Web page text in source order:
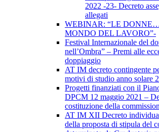
2022 -23- Decreto
allegati
WEBINAR: “LE
MONDO DEL LAVORO”-
Festival Internazionale del
nell’Ombra” – Premi alle
doppiaggio
AT IM decreto contingente
motivi di studio anno solare
Progetti finanziati con il
DPCM 12 maggio 2021 –
costituzione della
AT IM XII Decreto
della proposta di stipula del